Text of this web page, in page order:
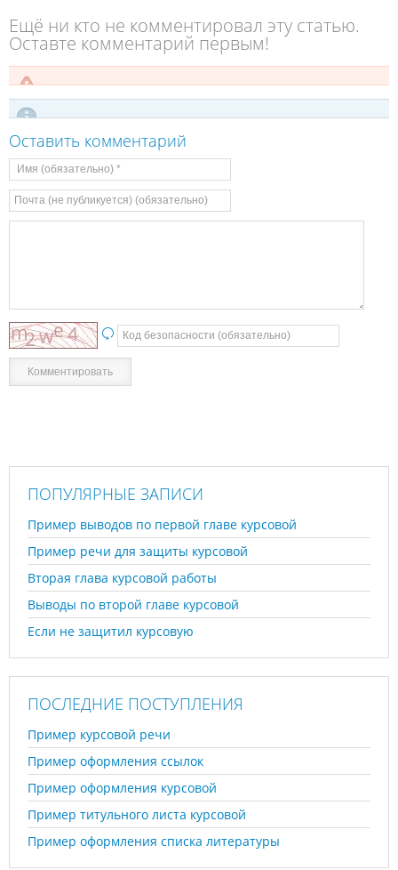
Ещё ни кто не комментировал эту статью.
Оставте комментарий первым!
Оставить комментарий
ПОПУЛЯРНЫЕ ЗАПИСИ
Пример выводов по первой главе курсовой
Пример речи для защиты курсовой
Вторая глава курсовой работы
Выводы по второй главе курсовой
Если не защитил курсовую
ПОСЛЕДНИЕ ПОСТУПЛЕНИЯ
Пример курсовой речи
Пример оформления ссылок
Пример оформления курсовой
Пример титульного листа курсовой
Пример оформления списка литературы